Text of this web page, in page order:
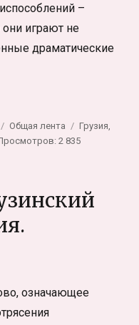
–
играют не
драматические
— грузинский Театр
Рубрики
Общая лента Метки
Грузия,
2 835
означающее